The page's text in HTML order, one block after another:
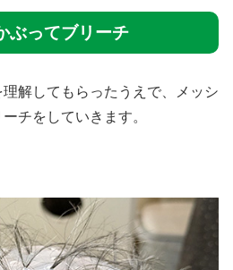
ぶってブリーチ
解してもらったうえで、メッシ
チをしていきます。